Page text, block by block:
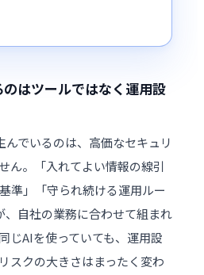
はツールではなく運用設
でいるのは、高価なセキュリ
ん。「入れてよい情報の線引
準」「守られ続ける運用ルー
、自社の業務に合わせて組まれ
じAIを使っていても、運用設
スクの大きさはまったく変わ